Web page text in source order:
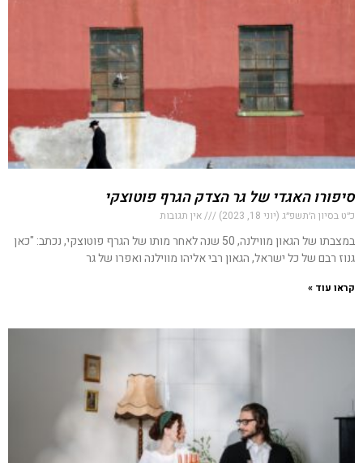
סיפורו האגדי של גר הצדק הגרף פוטוצקי
כ״ט בסיון ה׳תשפ״ג (יוני 18, 2023) אין תגובות
במצבתו של הגאון מווילנה, 50 שנה לאחר מותו של הגרף פוטוצקי, נכתב: "כאן
גנוז רבם של כל ישראל, הגאון רבי אליהו מווילנה ואפרו של גר
קראו עוד »